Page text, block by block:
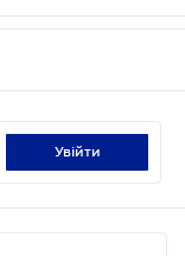
увійти